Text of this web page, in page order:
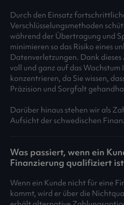
Durch den Einsatz
Verschlüsselungsmethoden
während der Übertragung und
minimieren so das Risiko eines
Datenverletzungen. Dank dieses
voll und ganz auf das Wachstum
konzentrieren, da Sie wissen,
Präzision und Sorgfalt
Darüber hinaus stehen wir als
Aufsicht der schwedischen
Was passiert, wenn ein
Finanzierung qualifiziert
Wenn ein Kunde nicht für eine
kommt, wird er über die